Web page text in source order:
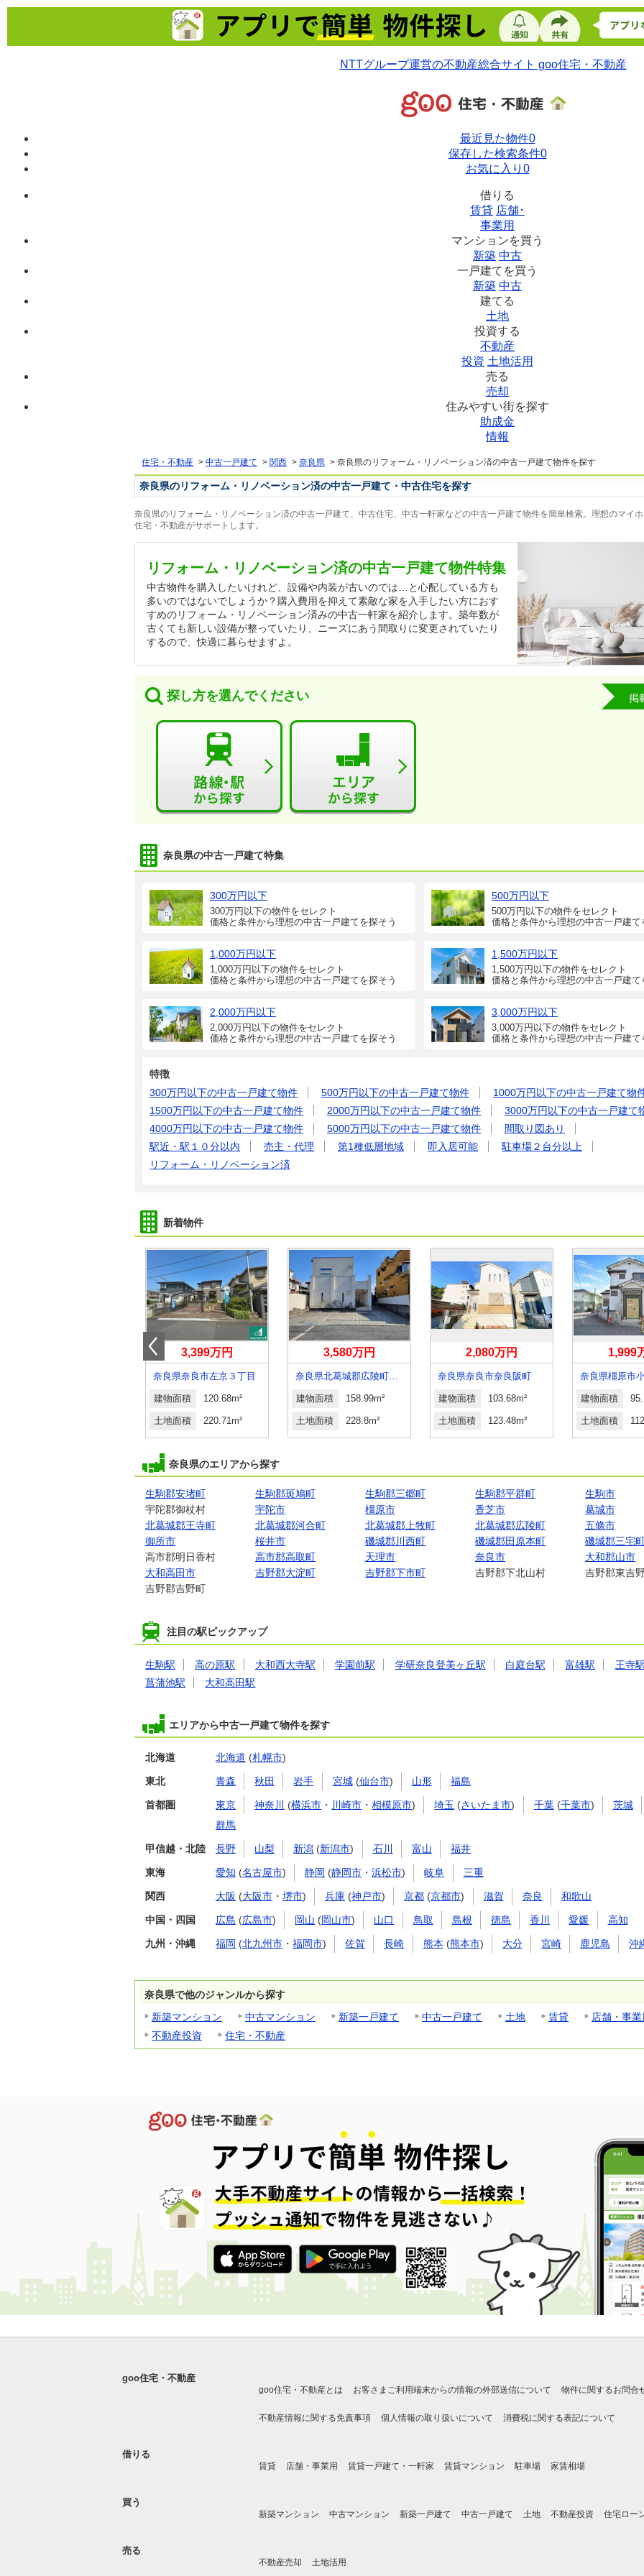
NTTグループ運営の不動産総合サイト goo住宅・不動産
最近見た物件0
保存した検索条件0
お気に入り 0
借りる
賃貸 店舗･
事業用
マンションを買う
新築 中古
一戸建てを買う
新築 中古
建てる
土地
投資する
不動産
投資 土地活用
売る
売却
住みやすい街を探す
助成金
情報
住宅・不動産 > 中古一戸建て > 関西 > 奈良県 > 奈良県のリフォーム・リノベーション済の中古一戸建て物件を探す
奈良県のリフォーム・リノベーション済の中古一戸建て・中古住宅を探す
奈良県のリフォーム・リノベーション済の中古一戸建て、中古住宅、中古一軒家などの中古一戸建て物件を簡単検索。理想のマイ
住宅・不動産がサポートします。
リフォーム・リノベーション済の中古一戸建て物件特集
中古物件を購入したいけれど、設備や内装が古いのでは…と心配している方も
多いのではないでしょうか？購入費用を抑えて素敵な家を入手したい方におす
すめのリフォーム・リノベーション済みの中古一軒家を紹介します。築年数が
古くても新しい設備が整っていたり、ニーズにあう間取りに変更されていたり
するので、快適に暮らせますよ。
探し方を選んでください 掲
奈良県の中古一戸建て特集
300万円以下
300万円以下の物件をセレクト
価格と条件から理想の中古一戸建てを探そう
500万円以下
500万円以下の物件をセレクト
価格と条件から理想の中古一戸建て
1,000万円以下
1,000万円以下の物件をセレクト
価格と条件から理想の中古一戸建てを探そう
1,500万円以下
1,500万円以下の物件をセレクト
価格と条件から理想の中古一戸建て
2,000万円以下
2,000万円以下の物件をセレクト
価格と条件から理想の中古一戸建てを探そう
3,000万円以下
3,000万円以下の物件をセレクト
価格と条件から理想の中古一戸建て
特徴
300万円以下の中古一戸建て物件
500万円以下の中古一戸建て物件
1000万円以下の中古一戸建て物
1500万円以下の中古一戸建て物件
2000万円以下の中古一戸建て物件
3000万円以下の中古一戸建て
4000万円以下の中古一戸建て物件
5000万円以下の中古一戸建て物件
間取り図あり
駅近・駅１０分以内
売主・代理 第1種低層地域 即入居可能
駐車場２台分以上
リフォーム・リノベーション済
新着物件
3,399万円
奈良県奈良市左京３丁目
建物面積 120.68m²
土地面積 220.71m²
3,580万円
奈良県北葛城郡広陵町馬見北１
建物面積 158.99m²
土地面積 228.8m²
2,080万円
奈良県奈良市奈良阪町
建物面積 103.68m²
土地面積 123.48m²
1,999
奈良県橿原市
建物面積
土地面積
奈良県のエリアから探す
生駒郡安堵町 生駒郡斑鳩町 生駒郡三郷町 生駒郡平群町
生駒市
宇陀郡御杖村
宇陀市 橿原市 香芝市
葛城市
北葛城郡王寺町
北葛城郡河合町 北葛城郡上牧町 北葛城郡広陵町
五條市
御所市
桜井市 磯城郡川西町 磯城郡田原本町
磯城郡三宅
高市郡明日香村
高市郡高取町 天理市 奈良市
大和郡山市
大和高田市
吉野郡大淀町 吉野郡下市町 吉野郡下北山村
吉野郡東吉
吉野郡吉野町
注目の駅ピックアップ
生駒駅 高の原駅 大和西大寺駅 学園前駅 学研奈良登美ヶ丘駅 白庭台駅 富雄駅
王寺
菖蒲池駅
大和高田駅
エリアから中古一戸建て物件を探す
北海道 北海道 (札幌市)
東北 青森 秋田 岩手 宮城(仙台市) 山形 福島
首都圏 東京 神奈川 (横浜市 ・ 川崎市 ・相模原市) 埼玉 (さいたま市) 千葉(千葉市)
茨城
群馬
甲信越・北陸 長野 山梨 新潟 (新潟市) 石川 富山 福井
東海 愛知 (名古屋市) 静岡 (静岡市 ・浜松市) 岐阜 三重
関西 大阪 (大阪市 ・ 堺市) 兵庫 (神戸市) 京都 (京都市) 滋賀 奈良 和歌山
中国・四国 広島 (広島市) 岡山 (岡山市) 山口 鳥取 島根 徳島 香川 愛媛 高知
九州・沖縄 福岡 (北九州市 ・ 福岡市) 佐賀 長崎 熊本 (熊本市) 大分 宮崎 鹿児島 沖
奈良県で他のジャンルから探す
新築マンション
中古マンション 新築一戸建て 中古一戸建て 土地 賃貸
店舗・事業
不動産投資
住宅・不動産
goo住宅・不動産
goo住宅・不動産とは お客さまご利用端末からの情報の外部送信について 物件に関するお問合
不動産情報に関する免責事項 個人情報の取り扱いについて 消費税に関する表記について
借りる
賃貸 店舗・事業用 賃貸一戸建て・一軒家 賃貸マンション 駐車場 家賃相場
買う
新築マンション 中古マンション 新築一戸建て 中古一戸建て 土地 不動産投資 住宅ロー
売る
不動産売却 土地活用